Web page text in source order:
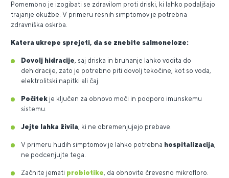
Pomembno je izogibati se zdravilom proti driski, ki lahko podaljšajo
trajanje okužbe. V primeru resnih simptomov je potrebna
zdravniška oskrba.
Katera ukrepe sprejeti, da se znebite salmoneloze:
Dovolj hidracije, saj driska in bruhanje lahko vodita do
dehidracije, zato je potrebno piti dovolj tekočine, kot so voda,
elektrolitski napitki ali čaj.
Počitek je ključen za obnovo moči in podporo imunskemu
sistemu.
Jejte lahka živila, ki ne obremenjujejo prebave.
V primeru hudih simptomov je lahko potrebna hospitalizacija,
ne podcenjujte tega.
Začnite jemati probiotike, da obnovite črevesno mikrofloro.